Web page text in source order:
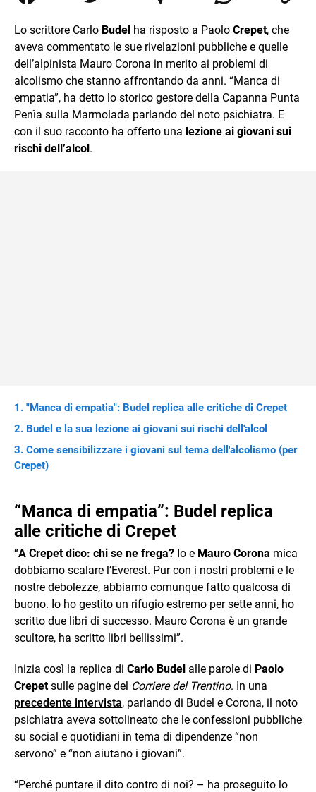
da lì non mi sono più fermata. L’attualità è il mio pane
mente.
Lo scrittore Carlo Budel ha risposto a Paolo Crepet, che
aveva commentato le sue rivelazioni pubbliche e quelle
dell’alpinista Mauro Corona in merito ai problemi di
alcolismo che stanno affrontando da anni. “Manca di
empatia”, ha detto lo storico gestore della Capanna Punta
Penìa sulla Marmolada parlando del noto psichiatra. E
con il suo racconto ha offerto una lezione ai giovani sui
rischi dell’alcol.
"Manca di empatia": Budel replica alle critiche di Crepet
Budel e la sua lezione ai giovani sui rischi dell'alcol
Come sensibilizzare i giovani sul tema dell'alcolismo (per
Crepet)
“Manca di empatia”: Budel replica
alle critiche di Crepet
“A Crepet dico: chi se ne frega? Io e Mauro Corona mica
dobbiamo scalare l’Everest. Pur con i nostri problemi e le
nostre debolezze, abbiamo comunque fatto qualcosa di
buono. Io ho gestito un rifugio estremo per sette anni, ho
scritto due libri di successo. Mauro Corona è un grande
scultore, ha scritto libri bellissimi”.
Inizia così la replica di Carlo Budel alle parole di Paolo
Crepetsulle pagine del Corriere del Trentino. In una
precedente intervista, parlando di Budel e Corona, il noto
psichiatra aveva sottolineato che le confessioni pubbliche
su social e quotidiani in tema di dipendenze “non
servono” e “non aiutano i giovani”.
“Perché puntare il dito contro di noi? – ha proseguito lo